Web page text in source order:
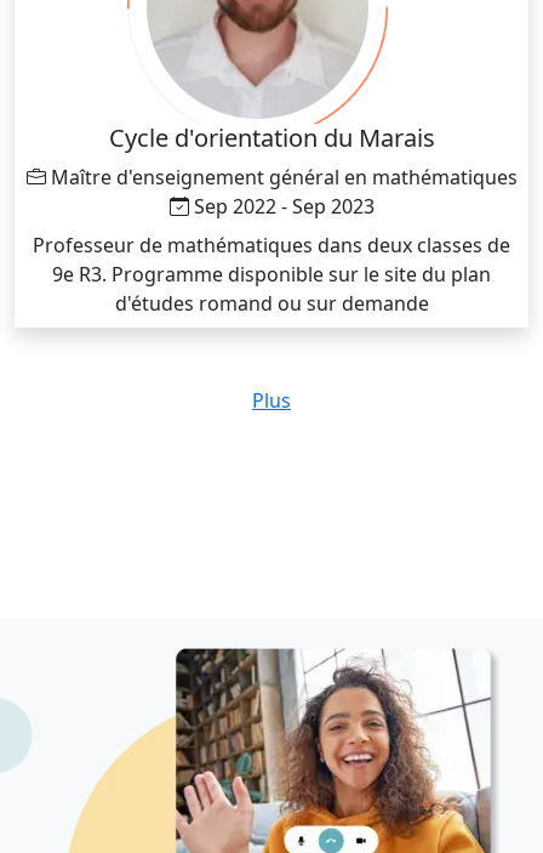
Cycle d'orientation du Marais
Maître d'enseignement général en mathématiques
Sep 2022 - Sep 2023
Professeur de mathématiques dans deux classes de
9e R3. Programme disponible sur le site du plan
d'études romand ou sur demande
Plus